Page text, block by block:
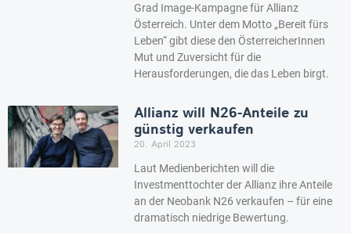
Grad Image-Kampagne für Allianz
Österreich. Unter dem Motto „Bereit fürs
Leben“ gibt diese den ÖsterreicherInnen
Mut und Zuversicht für die
Herausforderungen, die das Leben birgt.
Allianz will N26-Anteile zu
günstig verkaufen
20. April 2023
Laut Medienberichten will die
Investmenttochter der Allianz ihre Anteile
an der Neobank N26 verkaufen – für eine
dramatisch niedrige Bewertung.